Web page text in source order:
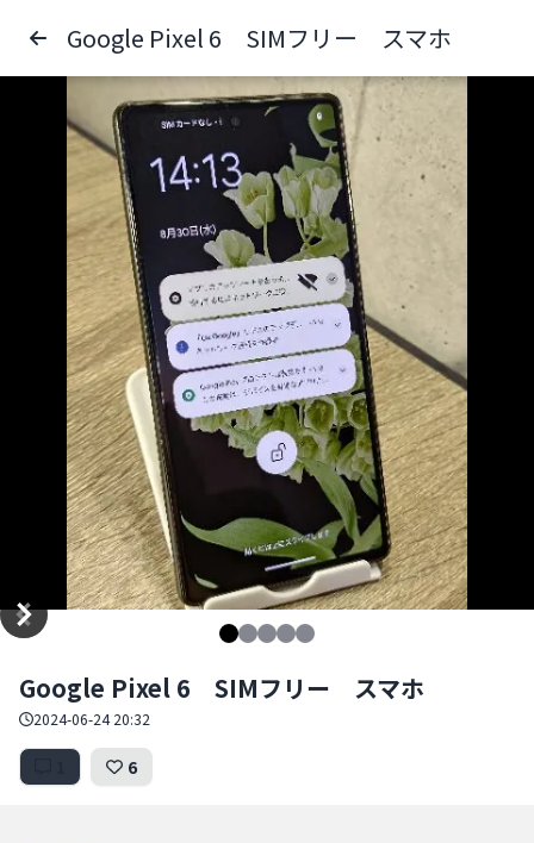
Google Pixel 6 SIMフリー スマホ
Google Pixel 6 SIMフリー スマホ
2024-06-24 20:32
6